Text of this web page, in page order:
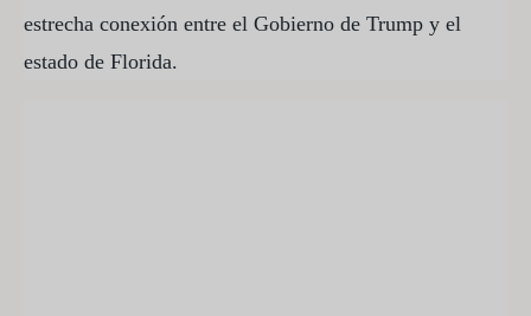
estrecha conexión entre el Gobierno de Trump y el
estado de Florida.